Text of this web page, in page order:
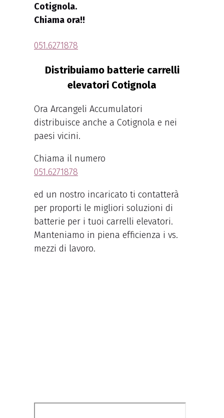
Cotignola.
Chiama ora!!
051.6271878
Distribuiamo batterie carrelli
elevatori Cotignola
Ora Arcangeli Accumulatori
distribuisce anche a Cotignola e nei
paesi vicini.
Chiama il numero
051.6271878
ed un nostro incaricato ti contatterà
per proporti le migliori soluzioni di
batterie per i tuoi carrelli elevatori.
Manteniamo in piena efficienza i vs.
mezzi di lavoro.